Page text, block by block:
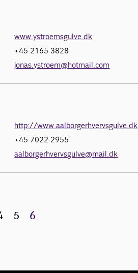
www.ystroemsgulve.dk
+45 2165 3828
jonas.ystroem@hotmail.com
http://www.aalborgerhvervsgulve.dk
+45 7022 2955
aalborgerhvervsgulve@mail.dk
5 6